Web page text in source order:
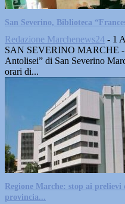
San Severino, Biblioteca
Redazione Marchenews24 - 1
SAN SEVERINO MARCHE -
Antolisei” di San Severino
orari di...
Regione Marche: stop ai
provincia...